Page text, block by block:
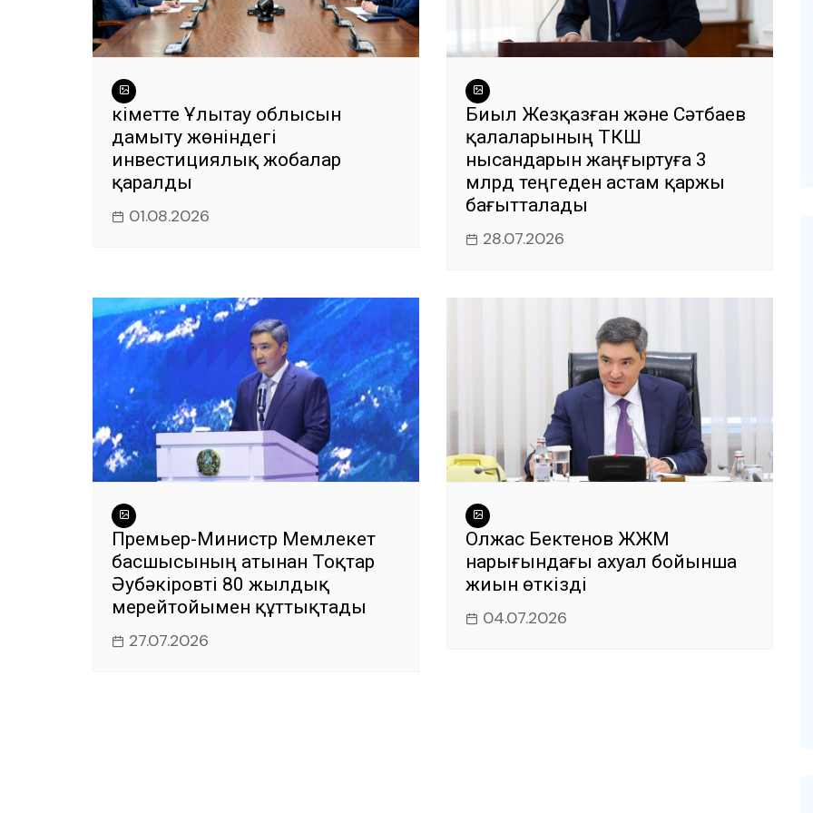
Үкіметте Ұлытау облысын
дамыту жөніндегі
инвестициялық жобалар
қаралды
01.08.2026
Биыл Жезқазған және Сәтбаев
қалаларының ТКШ
нысандарын жаңғыртуға 3
млрд теңгеден астам қаржы
бағытталады
28.07.2026
Премьер-Министр Мемлекет
басшысының атынан Тоқтар
Әубәкіровті 80 жылдық
мерейтойымен құттықтады
27.07.2026
Олжас Бектенов ЖЖМ
нарығындағы ахуал бойынша
жиын өткізді
04.07.2026